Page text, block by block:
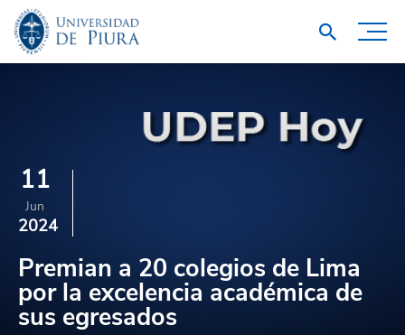
11
Jun
2024
Premian a 20 colegios de Lima
por la excelencia académica de
sus egresados